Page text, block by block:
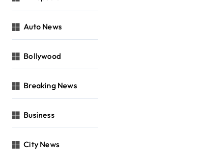
Auto News
Bollywood
Breaking News
Business
City News